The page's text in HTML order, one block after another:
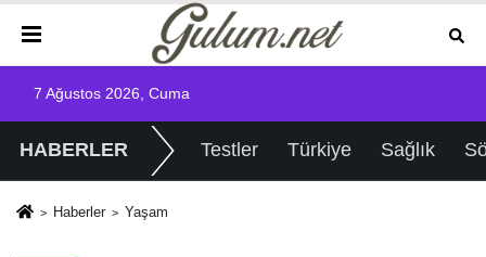
7 Ağustos 2026, Cuma
HABERLER Testler Türkiye Sağlık
Haberler Yaşam